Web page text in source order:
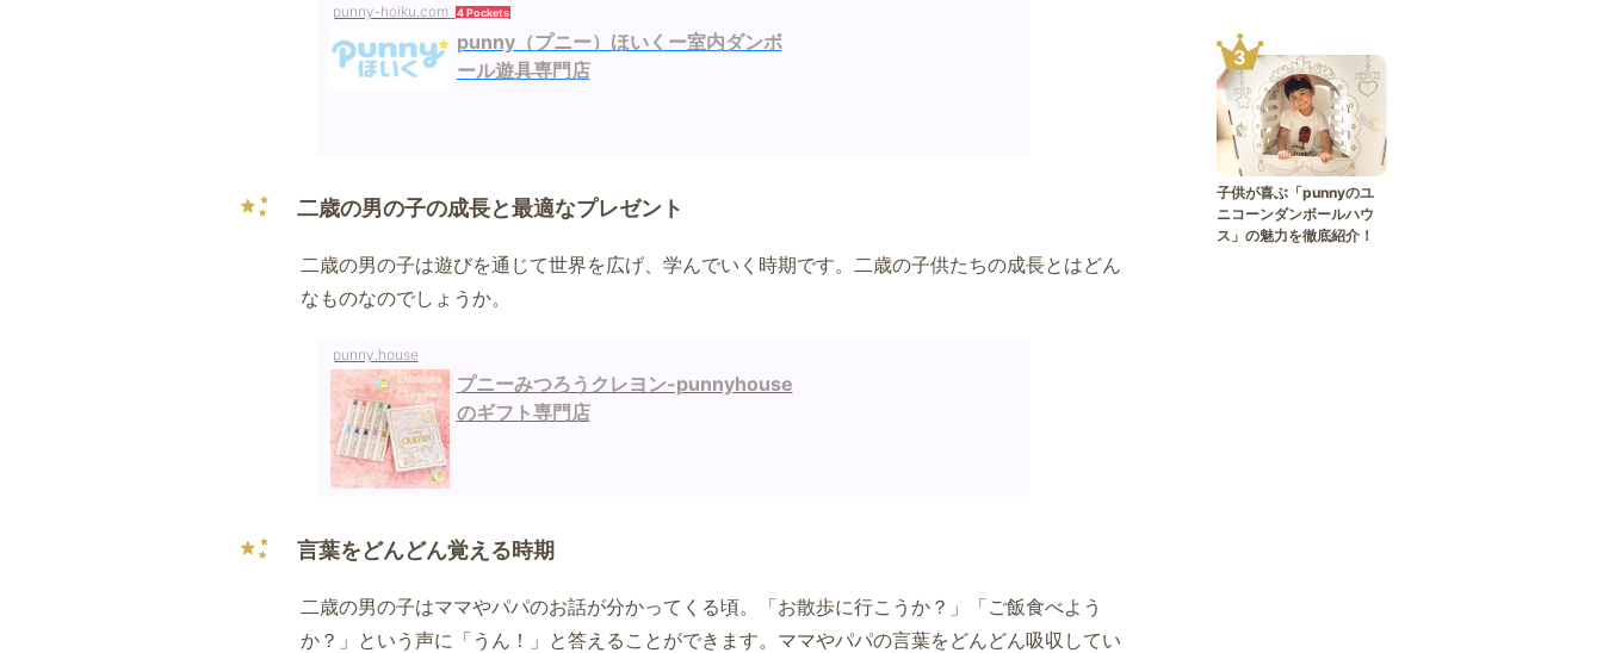
punny-hoiku.com 4 Pockets
punny（プニー）ほいくー室内ダンボ
ール遊具専門店
二歳の男の子の成長と最適なプレゼント
二歳の男の子は遊びを通じて世界を広げ、学んでいく時期です。二歳の子供たちの成長とはどん
なものなのでしょうか。
punny.house
プニーみつろうクレヨン-punnyhouse
のギフト専門店
言葉をどんどん覚える時期
二歳の男の子はママやパパのお話が分かってくる頃。「お散歩に行こうか？」「ご飯食べよう
か？」という声に「うん！」と答えることができます。ママやパパの言葉をどんどん吸収してい
3
子供が喜ぶ「punnyのユ
ニコーンダンボールハウ
ス」の魅力を徹底紹介！